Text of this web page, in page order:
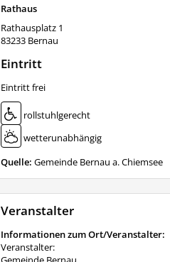
Rathaus
Rathausplatz 1
83233 Bernau
Eintritt
Eintritt frei
rollstuhlgerecht
wetterunabhängig
Quelle: Gemeinde Bernau a. Chiemsee
Veranstalter
Informationen zum Ort/Veranstalter:
Veranstalter: